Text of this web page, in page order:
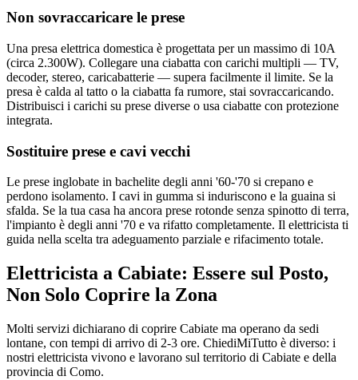
Non sovraccaricare le prese
Una presa elettrica domestica è progettata per un massimo di 10A
(circa 2.300W). Collegare una ciabatta con carichi multipli — TV,
decoder, stereo, caricabatterie — supera facilmente il limite. Se la
presa è calda al tatto o la ciabatta fa rumore, stai sovraccaricando.
Distribuisci i carichi su prese diverse o usa ciabatte con protezione
integrata.
Sostituire prese e cavi vecchi
Le prese inglobate in bachelite degli anni '60-'70 si crepano e
perdono isolamento. I cavi in gumma si induriscono e la guaina si
sfalda. Se la tua casa ha ancora prese rotonde senza spinotto di terra,
l'impianto è degli anni '70 e va rifatto completamente. Il elettricista ti
guida nella scelta tra adeguamento parziale e rifacimento totale.
Elettricista a Cabiate: Essere sul Posto,
Non Solo Coprire la Zona
Molti servizi dichiarano di coprire Cabiate ma operano da sedi
lontane, con tempi di arrivo di 2-3 ore. ChiediMiTutto è diverso: i
nostri elettricista vivono e lavorano sul territorio di Cabiate e della
provincia di Como.